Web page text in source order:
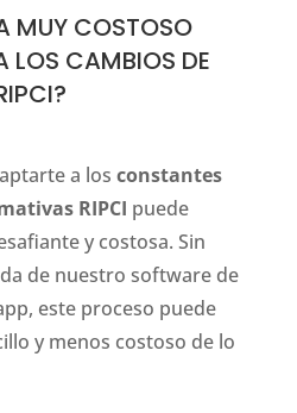
MUY COSTOSO
LOS CAMBIOS DE
a los constantes
RIPCI puede
y costosa. Sin
de nuestro software de
este proceso puede
y menos costoso de lo